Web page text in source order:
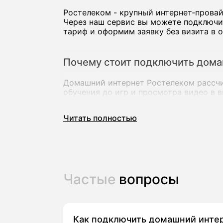
Ростелеком - крупный
Через наш сервис вы можете
тариф и оформим заявку без визита в
Почему стоит подключить
Домашний интернет Ростелеком
обучения до игр и просмотра видео в
акции и спецпредложения для
Отзывы абонентов о Ростелекоме
Читать полностью
Частые вопросы
Как подключить домашний